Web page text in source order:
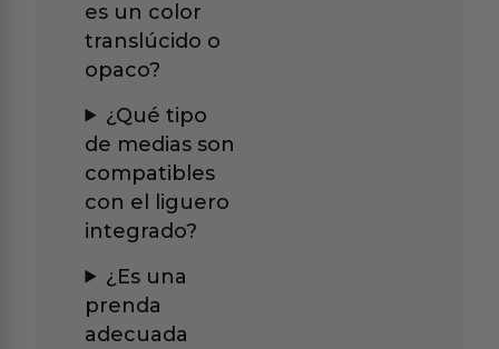
es un color
translúcido o
opaco?
¿Qué tipo
de medias son
compatibles
con el liguero
integrado?
¿Es una
prenda
adecuada